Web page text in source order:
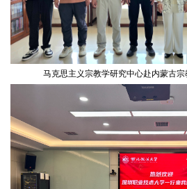
马克思主义宗教学研究中心赴内蒙古